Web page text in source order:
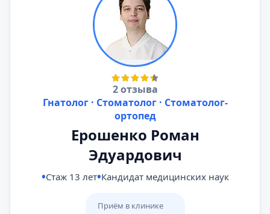
2 отзыва
Гнатолог · Стоматолог · Стоматолог-
ортопед
Ерошенко Роман
Эдуардович
Стаж 13 лет Кандидат медицинских наук
Приём в клинике